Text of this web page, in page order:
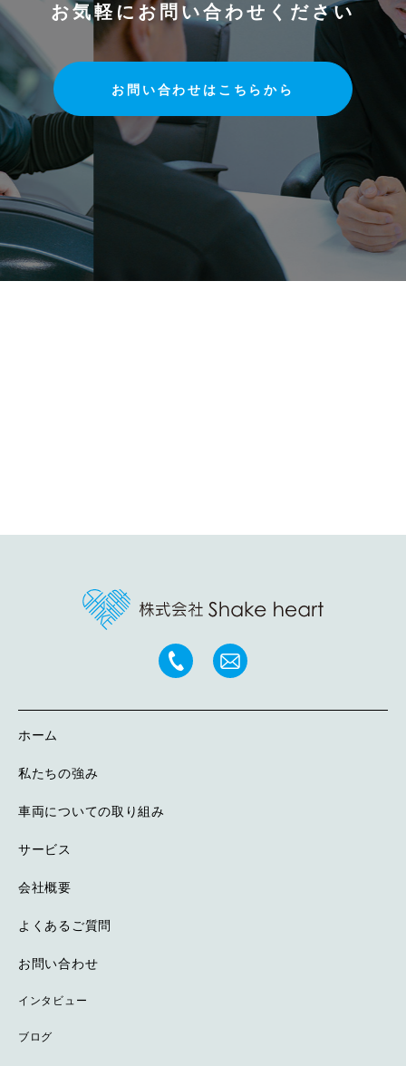
お気軽にお問い合わせください
お問い合わせはこちらから
ホーム
私たちの強み
車両についての取り組み
サービス
会社概要
よくあるご質問
お問い合わせ
インタビュー
ブログ